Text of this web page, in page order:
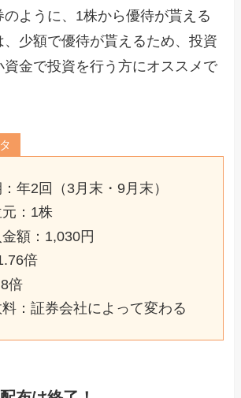
のように、1株から優待が貰える
、少額で優待が貰えるため、投資
資金で投資を行う方にオススメで
年2回（3月末・9月末）
：1株
額：1,030円
倍
倍
：証券会社によって変わる